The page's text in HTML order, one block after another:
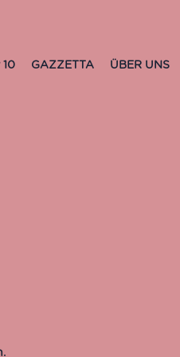
10 GAZZETTA ÜBER UNS